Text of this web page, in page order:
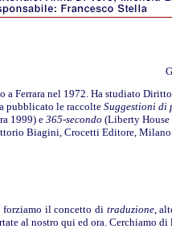
a Ferrara nel 1972. Ha studiato
pubblicato le raccolte Suggestioni di
1999) e365-secondo (Liberty House
Biagini, Crocetti Editore,
forziamo il concetto di traduzione,
al nostro qui ed ora. Cerchiamo